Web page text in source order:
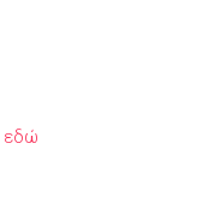
εδώ